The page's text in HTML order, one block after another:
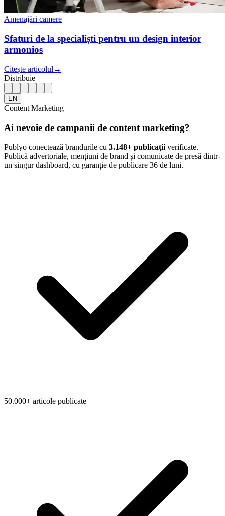
Amenajări camere
Sfaturi de la specialiști pentru un design interior
armonios
Citește articolul →
Distribuie
EN
Content Marketing
Ai nevoie de campanii de content marketing?
Publyo conectează brandurile cu 3.148+ publicații verificate.
Publică advertoriale, mențiuni de brand și comunicate de presă dintr-
un singur dashboard, cu garanție de publicare 36 de luni.
50.000+ articole publicate